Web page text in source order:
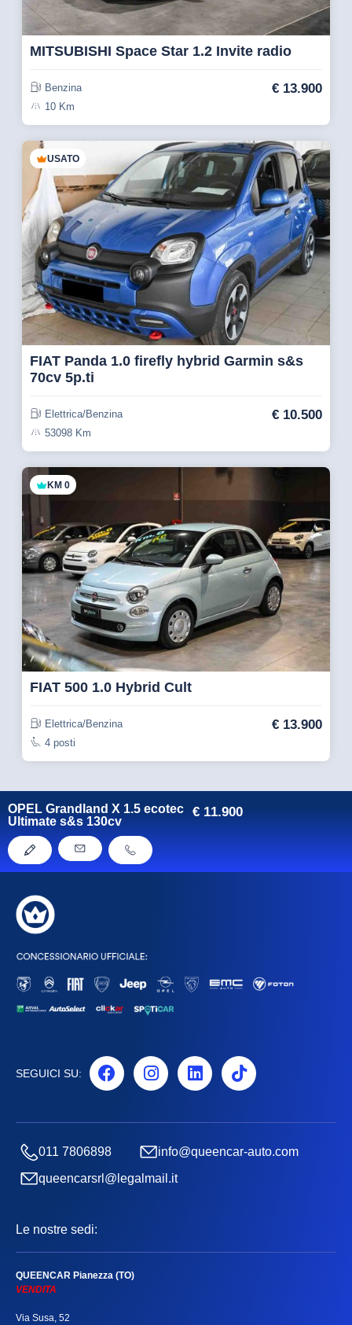
MITSUBISHI Space Star 1.2 Invite radio
Benzina
10 Km
€ 13.900
USATO
FIAT Panda 1.0 firefly hybrid Garmin s&s
70cv 5p.ti
Elettrica/Benzina
53098 Km
€ 10.500
KM 0
FIAT 500 1.0 Hybrid Cult
Elettrica/Benzina
4 posti
€ 13.900
OPEL Grandland X 1.5 ecotec
Ultimate s&s 130cv
€ 11.900
SEGUICI SU:
011 7806898
info@queencar-auto.com
queencarsrl@legalmail.it
Le nostre sedi:
QUEENCAR Pianezza (TO)
VENDITA
Via Susa, 52